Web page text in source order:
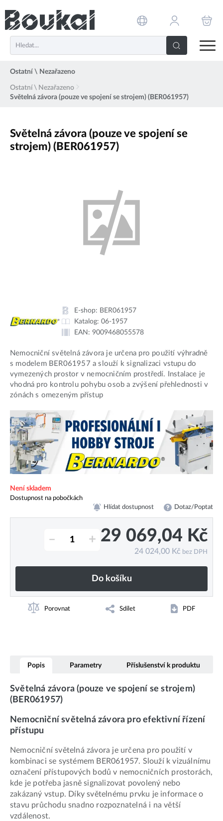
Ostatní \ Nezařazeno
Ostatní \ Nezařazeno
Světelná závora (pouze ve spojení se strojem) (BER061957)
Světelná závora (pouze ve spojení se
strojem) (BER061957)
E-shop: BER061957
Katalog: 06-1957
EAN: 9009468055578
Nemocniční světelná závora je určena pro použití výhradně
s modelem BER061957 a slouží k signalizaci vstupu do
vymezených prostor v nemocničním prostředí. Instalace je
vhodná pro kontrolu pohybu osob a zvýšení přehlednosti v
zónách s omezeným přístup
Není skladem
Dostupnost na pobočkách
Hlídat dostupnost Dotaz/Poptat
– + 29 069,04 Kč
24 024,00 Kč bez DPH
Do košíku
Porovnat Sdílet PDF
Popis Parametry Příslušenství k produktu
Světelná závora (pouze ve spojení se strojem)
(BER061957)
Nemocniční světelná závora pro efektivní řízení
přístupu
Nemocniční světelná závora je určena pro použití v
kombinaci se systémem BER061957. Slouží k vizuálnímu
označení přístupových bodů v nemocničních prostorách,
kde je potřeba jasně signalizovat povolený nebo
zakázaný vstup. Díky světelnému prvku je informace o
stavu průchodu snadno rozpoznatelná i na větší
vzdálenost.